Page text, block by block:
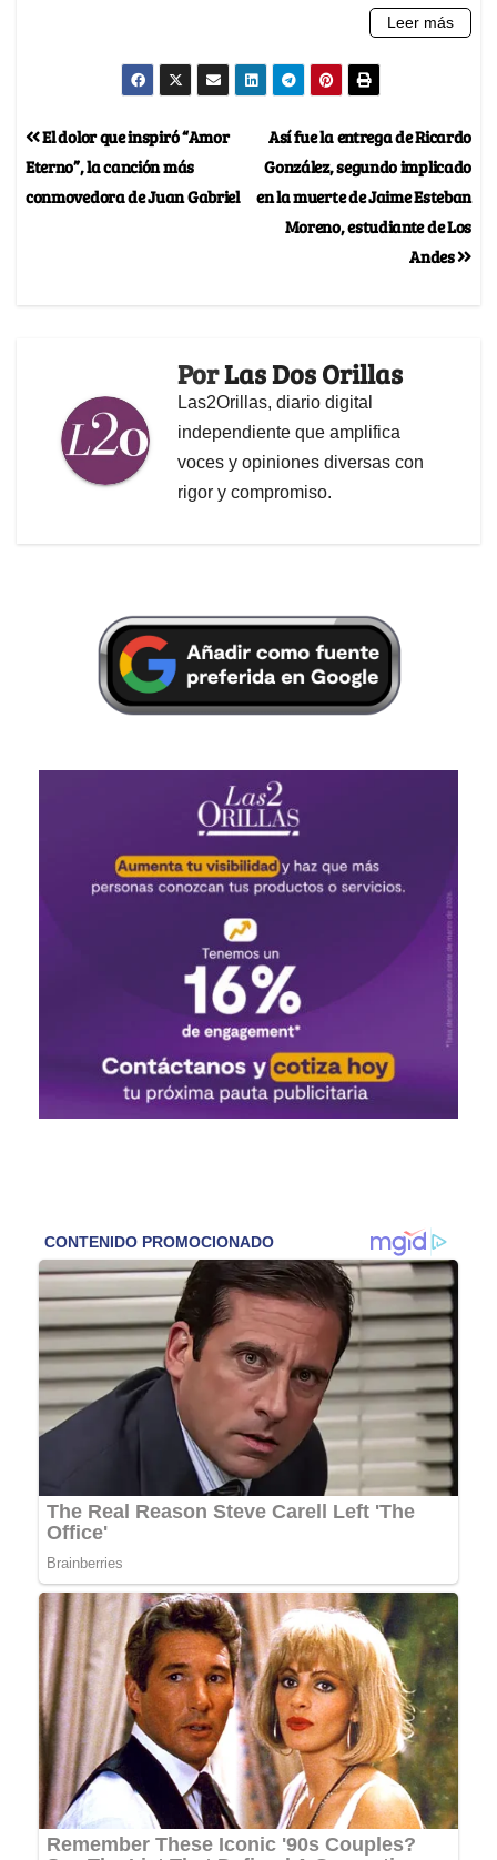
Así fue la entrega de Ricardo
González, segundo implicado
en la muerte de Jaime Esteban
Moreno, estudiante de Los
Andes
El dolor que inspiró “Amor
Eterno”, la canción más
conmovedora de Juan Gabriel
PorLas Dos Orillas
Las2Orillas, diario digital
independiente que amplifica
voces y opiniones diversas con
rigor y compromiso.